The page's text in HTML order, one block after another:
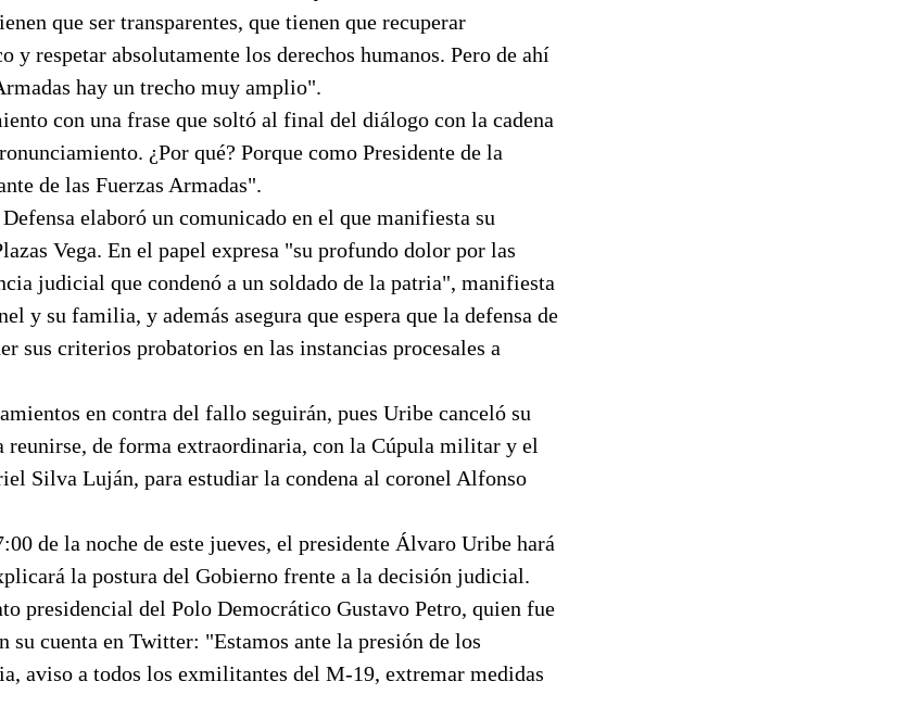
que ser transparentes, que tienen que recuperar
y respetar absolutamente los derechos humanos. Pero de ahí
hay un trecho muy amplio".
con una frase que soltó al final del diálogo con la cadena
¿Por qué? Porque como Presidente de la
de las Fuerzas Armadas".
elaboró un comunicado en el que manifiesta su
Vega. En el papel expresa "su profundo dolor por las
judicial que condenó a un soldado de la patria", manifiesta
y su familia, y además asegura que espera que la defensa de
sus criterios probatorios en las instancias procesales a
en contra del fallo seguirán, pues Uribe canceló su
reunirse, de forma extraordinaria, con la Cúpula militar y el
Silva Luján, para estudiar la condena al coronel Alfonso
de la noche de este jueves, el presidente Álvaro Uribe hará
la postura del Gobierno frente a la decisión judicial.
presidencial del Polo Democrático Gustavo Petro, quien fue
cuenta en Twitter: "Estamos ante la presión de los
aviso a todos los exmilitantes del M-19, extremar medidas